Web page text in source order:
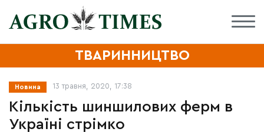
ТВАРИННИЦТВО
Новина 13 травня, 2020, 17:38
Кількість шиншилових ферм в
Україні стрімко